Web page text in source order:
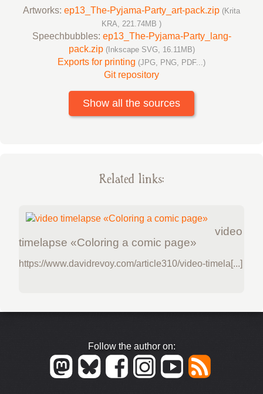
Artworks: ep13_The-Pyjama-Party_art-pack.zip (Krita
KRA, 221.74MB )
Speechbubbles: ep13_The-Pyjama-Party_lang-
pack.zip (Inkscape SVG, 16.11MB)
Exports for printing (JPG, PNG, PDF...)
Git repository
Show all the sources
Related links:
video
timelapse «Coloring a comic page»
https://www.davidrevoy.com/article310/video-timela[...]
Follow the author on: